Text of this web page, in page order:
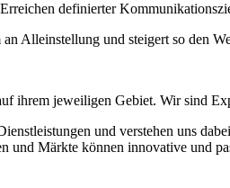
definierter
Alleinstellung und steigert so den
ihrem jeweiligen Gebiet. Wir sind
und verstehen uns
und Märkte können innovative und